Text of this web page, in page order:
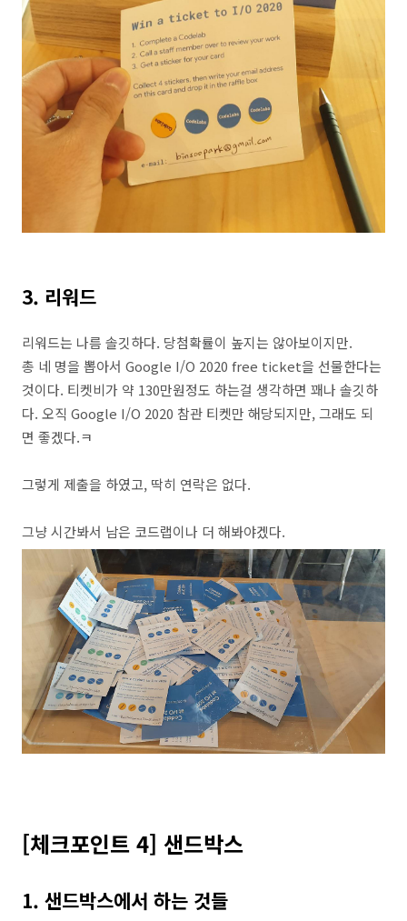
3. 리워드
리워드는 나름 솔깃하다. 당첨확률이 높지는 않아보이지만.
총 네 명을 뽑아서 Google I/O 2020 free ticket을 선물한다는
것이다. 티켓비가 약 130만원정도 하는걸 생각하면 꽤나 솔깃하
다. 오직 Google I/O 2020 참관 티켓만 해당되지만, 그래도 되
면 좋겠다.ㅋ
그렇게 제출을 하였고, 딱히 연락은 없다.
그냥 시간봐서 남은 코드랩이나 더 해봐야겠다.
[체크포인트 4] 샌드박스
1. 샌드박스에서 하는 것들